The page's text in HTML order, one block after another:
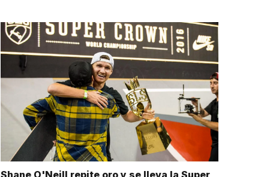
Shane O'Neill repite oro y se lleva la Super